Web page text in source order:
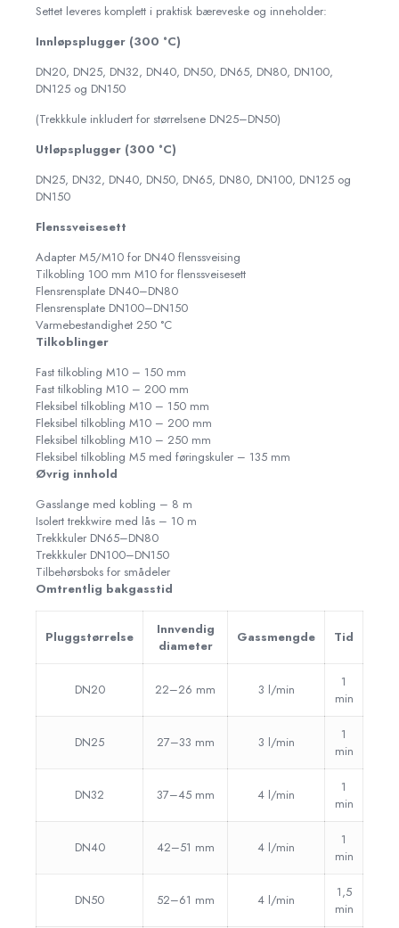
Settet leveres komplett i praktisk bæreveske og inneholder:
Innløpsplugger (300 °C)
DN20, DN25, DN32, DN40, DN50, DN65, DN80, DN100,
DN125 og DN150
(Trekkkule inkludert for størrelsene DN25–DN50)
Utløpsplugger (300 °C)
DN25, DN32, DN40, DN50, DN65, DN80, DN100, DN125 og
DN150
Flenssveisesett
Adapter M5/M10 for DN40 flenssveising
Tilkobling 100 mm M10 for flenssveisesett
Flensrensplate DN40–DN80
Flensrensplate DN100–DN150
Varmebestandighet 250 °C
Tilkoblinger
Fast tilkobling M10 – 150 mm
Fast tilkobling M10 – 200 mm
Fleksibel tilkobling M10 – 150 mm
Fleksibel tilkobling M10 – 200 mm
Fleksibel tilkobling M10 – 250 mm
Fleksibel tilkobling M5 med føringskuler – 135 mm
Øvrig innhold
Gasslange med kobling – 8 m
Isolert trekkwire med lås – 10 m
Trekkkuler DN65–DN80
Trekkkuler DN100–DN150
Tilbehørsboks for smådeler
Omtrentlig bakgasstid
Pluggstørrelse
Innvendig
diameter
Gassmengde Tid
DN20 22–26 mm 3 l/min
1
min
DN25 27–33 mm 3 l/min
1
min
DN32 37–45 mm 4 l/min
1
min
DN40 42–51 mm 4 l/min
1
min
DN50 52–61 mm 4 l/min
1,5
min